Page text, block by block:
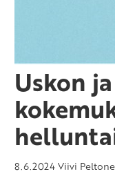
Uskon
8.6.2024Viivi